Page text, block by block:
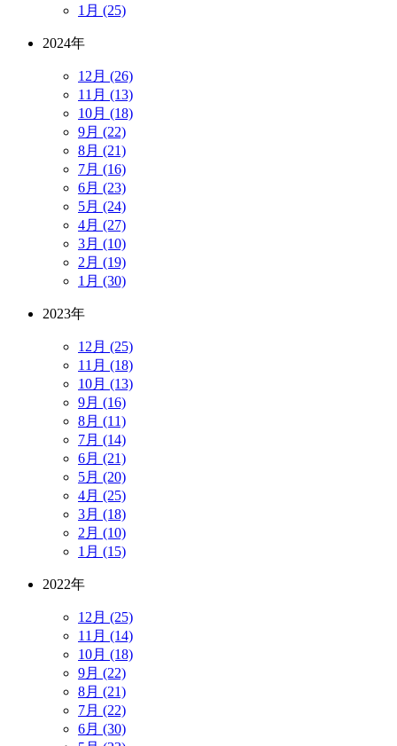
1月 (25)
2024年
12月 (26)
11月 (13)
10月 (18)
9月 (22)
8月 (21)
7月 (16)
6月 (23)
5月 (24)
4月 (27)
3月 (10)
2月 (19)
1月 (30)
2023年
12月 (25)
11月 (18)
10月 (13)
9月 (16)
8月 (11)
7月 (14)
6月 (21)
5月 (20)
4月 (25)
3月 (18)
2月 (10)
1月 (15)
2022年
12月 (25)
11月 (14)
10月 (18)
9月 (22)
8月 (21)
7月 (22)
6月 (30)